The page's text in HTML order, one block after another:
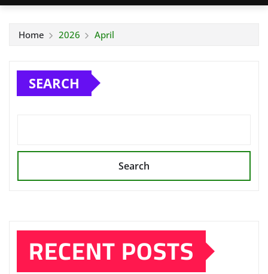
Home 2026 April
SEARCH
Search
RECENT POSTS